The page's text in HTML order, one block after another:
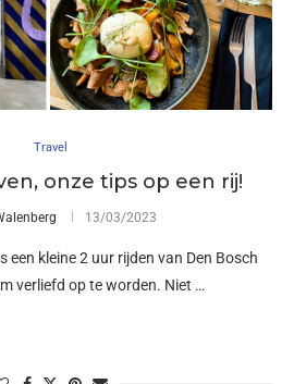
Travel
onze tips op een rij!
13/03/2023
een kleine 2 uur rijden van Den Bosch
verliefd op te worden. Niet …